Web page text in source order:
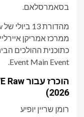
בסאמרסלאם.
ממרכז אמריקן
Event Main Event.
2026)
רומן שריין יופיע